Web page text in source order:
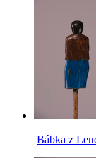
Bábka z